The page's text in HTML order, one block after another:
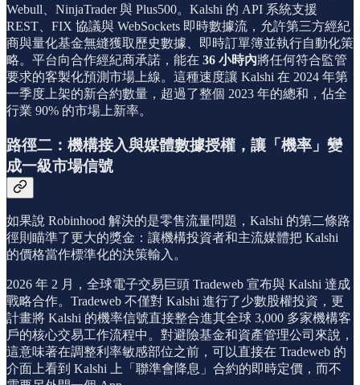
Webull、NinjaTrader 與 Plus500。Kalshi 的 API 系統支援
REST、FIX 協議與 WebSockets 即時數據流，允許第三方經紀
商與量化基金無縫獲取歷史數據、即時訂單簿並執行自動化策
略。平台向合作經紀商承諾，能在 36 小時內將任何符合監管
要求的客製化預測市場上線。這種速度讓 Kalshi 在 2024 年第
一季度上架的新合約數量，超過了整個 2023 年的總和，佔全
行業 90% 的市場上新率。
路徑二：機構接入與媒體數據授權，讓「機率」變
成一級市場信號
如果說 Robinhood 解決的是零售流量問題，Kalshi 的第二條路
徑則瞄準了更大的獎金：讓機構投資者和主流媒體把 Kalshi
的價格當作標準化的決策輸入。
2026 年 2 月，全球電子交易巨頭 Tradeweb 宣布與 Kalshi 達成
戰略合作。Tradeweb 不僅對 Kalshi 進行了少數股權投資，更
計畫將 Kalshi 的機率信號直接整合進其全球 3,000 多家機構客
戶的核心交易工作流程中。對避險基金和資產管理公司來說，
這意味著在調整利率敏感部位之前，可以直接在 Tradeweb 的
介面上看到 Kalshi 上「聯準會降息」合約的即時定價，而不